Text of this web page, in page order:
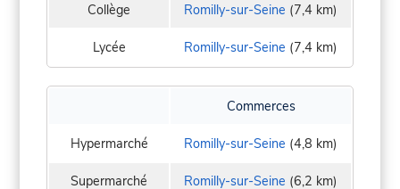
Collège Romilly-sur-Seine (7,4 km)
Lycée Romilly-sur-Seine (7,4 km)
Commerces
Hypermarché Romilly-sur-Seine (4,8 km)
Supermarché Romilly-sur-Seine (6,2 km)